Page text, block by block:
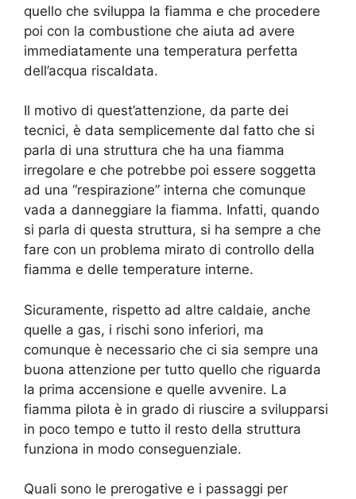
quello che sviluppa la fiamma e che procedere
poi con la combustione che aiuta ad avere
immediatamente una temperatura perfetta
dell’acqua riscaldata.
Il motivo di quest’attenzione, da parte dei
tecnici, è data semplicemente dal fatto che si
parla di una struttura che ha una fiamma
irregolare e che potrebbe poi essere soggetta
ad una “respirazione” interna che comunque
vada a danneggiare la fiamma. Infatti, quando
si parla di questa struttura, si ha sempre a che
fare con un problema mirato di controllo della
fiamma e delle temperature interne.
Sicuramente, rispetto ad altre caldaie, anche
quelle a gas, i rischi sono inferiori, ma
comunque è necessario che ci sia sempre una
buona attenzione per tutto quello che riguarda
la prima accensione e quelle avvenire. La
fiamma pilota è in grado di riuscire a svilupparsi
in poco tempo e tutto il resto della struttura
funziona in modo conseguenziale.
Quali sono le prerogative e i passaggi per